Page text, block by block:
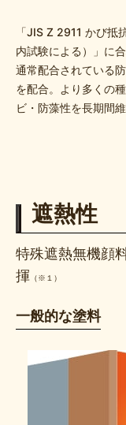
「JIS Z 2911 かび抵
内試験による）」に合
通常配合されている
を配合。より多くの
ビ・防藻性を長期間維
遮熱性
特殊遮熱無機顔
揮 （※１）
一般的な塗料